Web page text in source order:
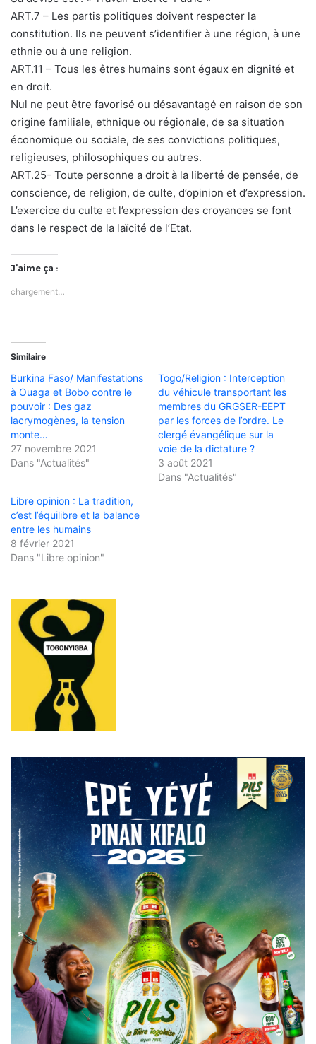
ART.7 – Les partis politiques doivent respecter la
constitution. Ils ne peuvent s’identifier à une région, à une
ethnie ou à une religion.
ART.11 – Tous les êtres humains sont égaux en dignité et
en droit.
Nul ne peut être favorisé ou désavantagé en raison de son
origine familiale, ethnique ou régionale, de sa situation
économique ou sociale, de ses convictions politiques,
religieuses, philosophiques ou autres.
ART.25- Toute personne a droit à la liberté de pensée, de
conscience, de religion, de culte, d’opinion et d’expression.
L’exercice du culte et l’expression des croyances se font
dans le respect de la laïcité de l’Etat.
J’aime ça :
chargement…
Similaire
Burkina Faso/ Manifestations
à Ouaga et Bobo contre le
pouvoir : Des gaz
lacrymogènes, la tension
monte…
27 novembre 2021
Dans "Actualités"
Togo/Religion : Interception
du véhicule transportant les
membres du GRGSER-EEPT
par les forces de l’ordre. Le
clergé évangélique sur la
voie de la dictature ?
3 août 2021
Dans "Actualités"
Libre opinion : La tradition,
c’est l’équilibre et la balance
entre les humains
8 février 2021
Dans "Libre opinion"